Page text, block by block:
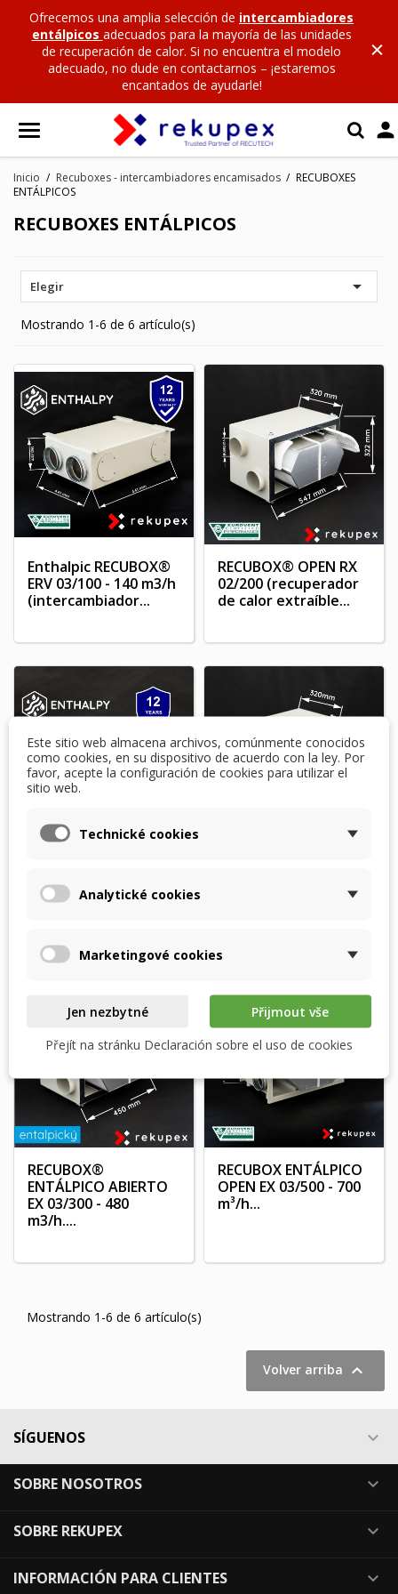
Ofrecemos una amplia selección de intercambiadores
entálpicos adecuados para la mayoría de las unidades
de recuperación de calor. Si no encuentra el modelo
adecuado, no dude en contactarnos – ¡estaremos
encantados de ayudarle!

Inicio Recuboxes - intercambiadores encamisados
RECUBOXES
ENTÁLPICOS
RECUBOXES ENTÁLPICOS
Elegir 
Mostrando 1-6 de 6 artículo(s)
Enthalpic RECUBOX®
ERV 03/100 - 140 m3/h
(intercambiador...
RECUBOX® OPEN RX
02/200 (recuperador
de calor extraíble...
- 370m3/h
(intercambiador de...
RECUBOX®
ENTÁLPICO ABIERTO
EX 03/300 - 480
m3/h....
RECUBOX ENTÁLPICO
OPEN EX 03/500 - 700
m³/h...
Mostrando 1-6 de 6 artículo(s)
Volver arriba 
SÍGUENOS 
SOBRE NOSOTROS 
SOBRE REKUPEX 
INFORMACIÓN PARA CLIENTES 
Este sitio web almacena archivos, comúnmente conocidos
como cookies, en su dispositivo de acuerdo con la ley. Por
favor, acepte la configuración de cookies para utilizar el
sitio web.
Technické cookies
Analytické cookies
Marketingové cookies
Jen nezbytné
Přijmout vše
Přejít na stránku Declaración sobre el uso de cookies